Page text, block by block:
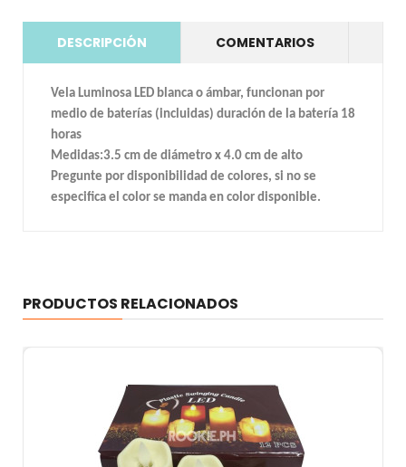
DESCRIPCIÓN COMENTARIOS
Vela Luminosa LED blanca o ámbar, funcionan por
medio de baterías (incluidas) duración de la batería 18
horas
Medidas:3.5 cm de diámetro x 4.0 cm de alto
Pregunte por disponibilidad de colores, si no se
especifica el color se manda en color disponible.
PRODUCTOS RELACIONADOS